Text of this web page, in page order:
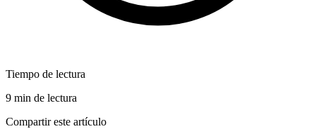
Tiempo de lectura
9 min de lectura
Compartir este artículo